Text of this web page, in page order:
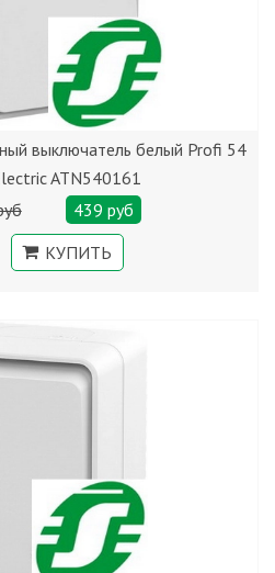
выключатель белый Profi 54
ATN540161
439 руб